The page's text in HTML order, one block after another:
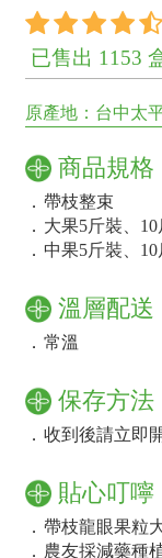
已售出 1153
原產地：台中太
商品規格
． 帶枝整束
． 大果5斤裝、
． 中果5斤裝、
溫層配送
． 常溫
保存方法
． 收到後請立即
貼心叮嚀
． 帶枝龍眼果粒
． 農友採減藥種